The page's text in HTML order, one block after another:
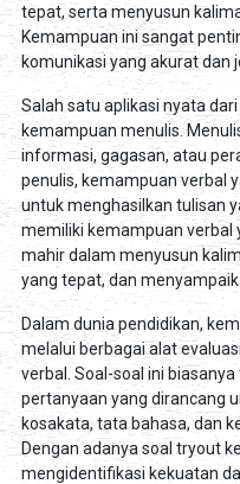
tepat, serta menyusun
Kemampuan ini sangat
komunikasi yang akurat dan
Salah satu aplikasi nyata
kemampuan menulis.
informasi, gagasan, atau
penulis, kemampuan verbal
untuk menghasilkan tulisan
memiliki kemampuan verbal
mahir dalam menyusun
yang tepat, dan
Dalam dunia pendidikan,
melalui berbagai alat
verbal. Soal-soal ini
pertanyaan yang dirancang
kosakata, tata bahasa, dan
Dengan adanya soal tryout
mengidentifikasi kekuatan